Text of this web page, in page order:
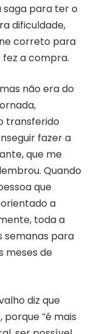
saga para ter o
dificuldade,
correto para
a compra.
não era do
transferido
fazer a
que me
Quando
que
a
toda a
semanas para
meses de
diz que
“é mais